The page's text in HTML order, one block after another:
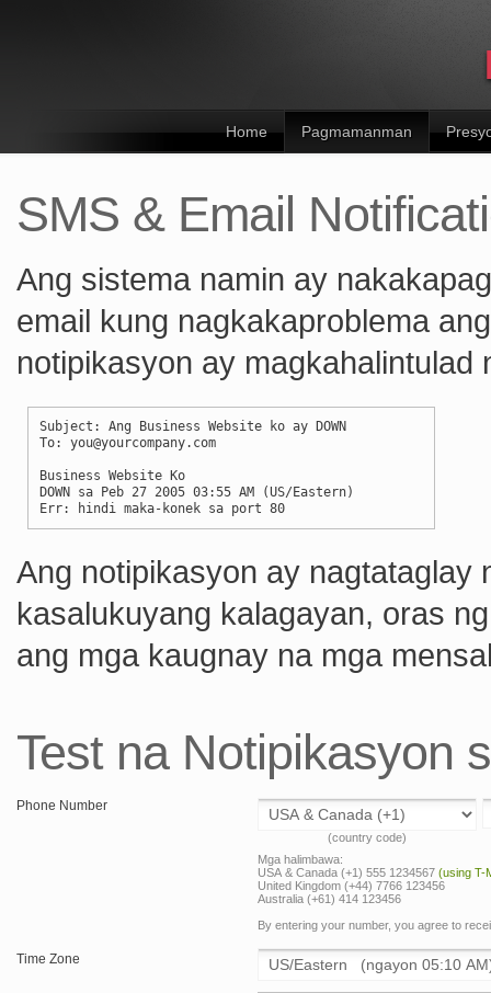
Home Pagmamanman
SMS & Email
Ang sistema namin ay
email kung nagkakaproblema
notipikasyon ay magkahalintulad
Subject: Ang Business Website ko ay DOWN
To: you@yourcompany.com
Business Website Ko
DOWN sa Peb 27 2005 03:55 AM (US/Eastern)
Err: hindi maka-konek sa port 80
Ang notipikasyon ay nagtataglay
kasalukuyang kalagayan, oras
ang mga kaugnay na mga
Test na Notipikasyon
Phone Number
(country code)
Mga halimbawa:
USA & Canada (+1) 555 1234567 (using T-
United Kingdom (+44) 7766 123456
Australia (+61) 414 123456
By entering your number, you agree to
Time Zone